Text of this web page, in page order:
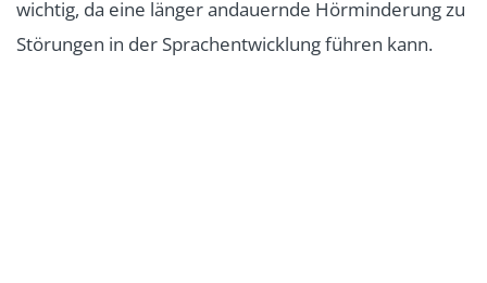
wichtig, da eine länger andauernde Hörminderung zu
Störungen in der Sprachentwicklung führen kann.